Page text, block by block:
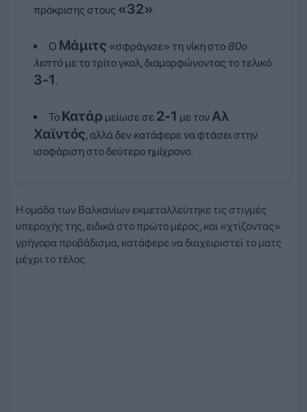
πρόκρισης στους «32».
Ο Μάμιτς «σφράγισε» τη νίκη στο 80ο
λεπτό με το τρίτο γκολ, διαμορφώνοντας το τελικό
3-1.
Το Κατάρ μείωσε σε 2-1 με τονΑλ
Χαϊντός, αλλά δεν κατάφερε να φτάσει στην
ισοφάριση στο δεύτερο ημίχρονο.
Η ομάδα των Βαλκανίων εκμεταλλεύτηκε τις στιγμές
υπεροχής της, ειδικά στο πρώτο μέρος, και «χτίζοντας»
γρήγορα προβάδισμα, κατάφερε να διαχειριστεί το ματς
μέχρι το τέλος.